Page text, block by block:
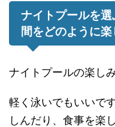
ナイトプールを
間をどのように楽
ナイトプールの楽し
軽く泳いでもいいで
しんだり、食事を楽